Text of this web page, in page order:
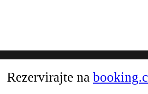
Rezervirajte na